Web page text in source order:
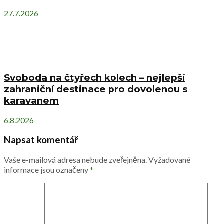
27.7.2026
Svoboda na čtyřech kolech – nejlepší
zahraniční destinace pro dovolenou s
karavanem
6.8.2026
Napsat komentář
Vaše e-mailová adresa nebude zveřejněna.Vyžadované
informace jsou označeny*